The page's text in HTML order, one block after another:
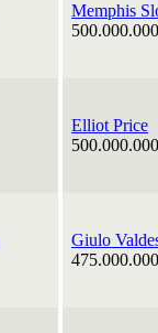
Memphis
Elliot Price
Giulo